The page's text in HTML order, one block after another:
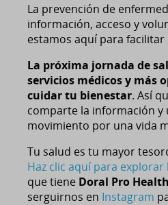
La prevención de
información, acceso y
estamos aquí para facilitar
La próxima jornada de
servicios médicos y más
cuidar tu bienestar. Así
comparte la información y
movimiento por una vida
Tu salud es tu mayor
Haz clic aquí para
que tiene Doral Pro Health
serguirnos en Instagram